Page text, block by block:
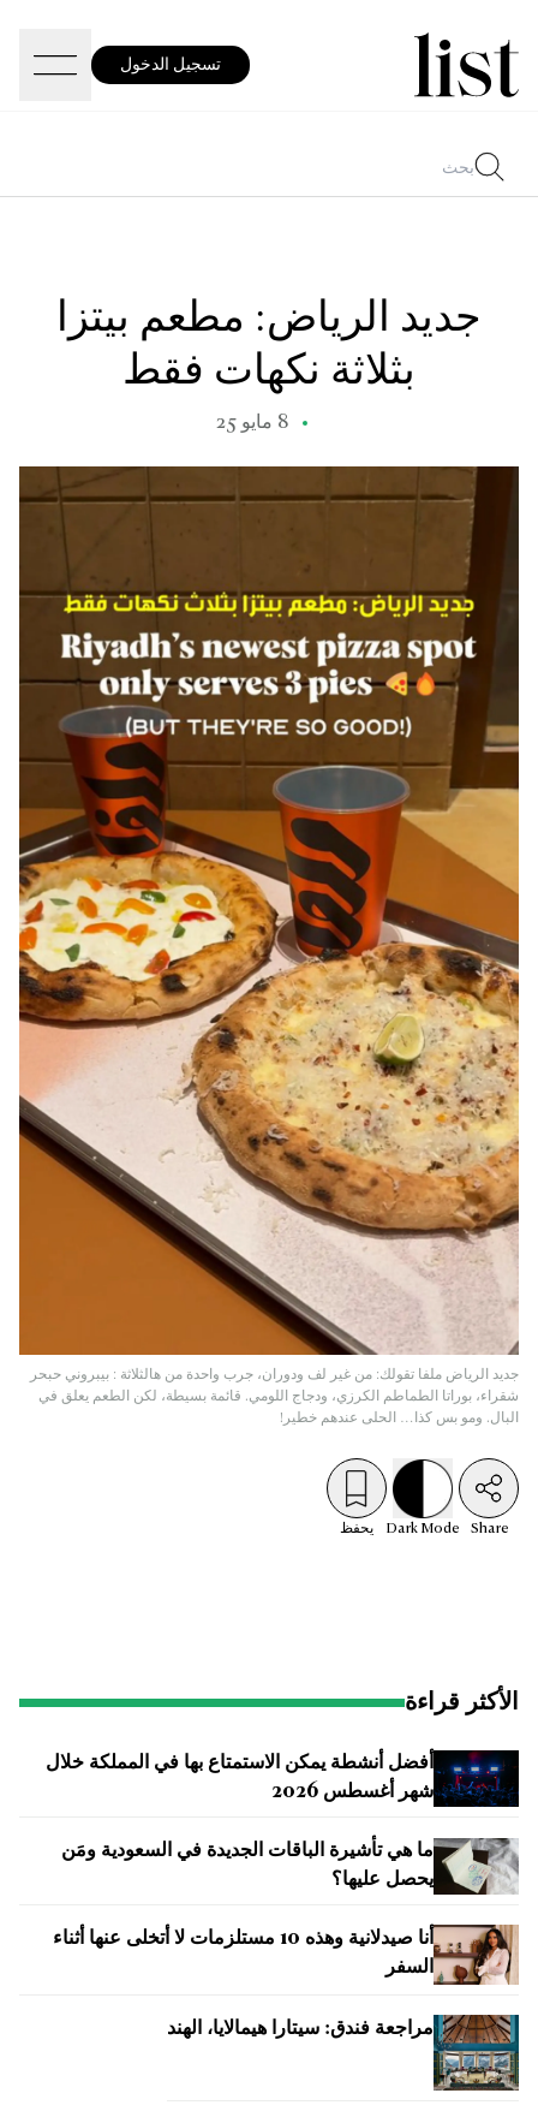
تسجيل الدخول
جديد الرياض: مطعم بيتزا
بثلاثة نكهات فقط
8 مايو 25
جديد الرياض ملفا تقولك: من غير لف ودوران، جرب واحدة من هالثلاثة : بيبروني حبحر
شقراء، بوراتا الطماطم الكرزي، ودجاج اللومي. قائمة بسيطة، لكن الطعم يعلق في
البال. ومو بس كذا… الحلى عندهم خطير!
Share
Dark Mode يحفظ
الأكثر قراءة
أفضل أنشطة يمكن الاستمتاع بها في المملكة خلال
شهر أغسطس 2026
ما هي تأشيرة الباقات الجديدة في السعودية ومَن
يحصل عليها؟
أنا صيدلانية وهذه 10 مستلزمات لا أتخلى عنها أثناء
السفر
مراجعة فندق: سيتارا هيمالايا، الهند